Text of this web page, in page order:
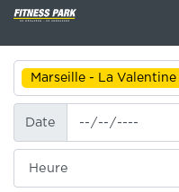
Marseille - La Valentine
Date